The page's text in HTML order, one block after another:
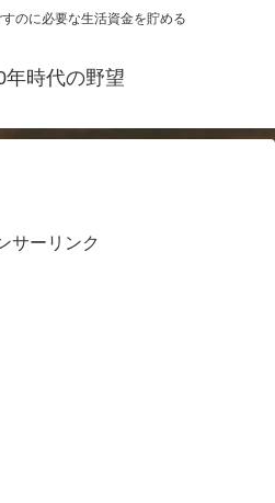
のに必要な生活資金を貯める
年時代の野望
サーリンク